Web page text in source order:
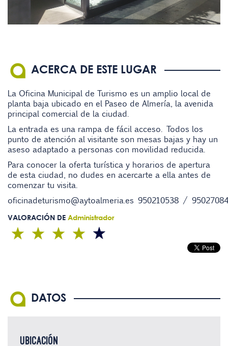
ACERCA DE ESTE LUGAR
La Oficina Municipal de Turismo es un amplio local de
planta baja ubicado en el Paseo de Almería, la avenida
principal comercial de la ciudad.
La entrada es una rampa de fácil acceso. Todos los
punto de atención al visitante son mesas bajas y hay un
aseso adaptado a personas con movilidad reducida.
Para conocer la oferta turística y horarios de apertura
de esta ciudad, no dudes en acercarte a ella antes de
comenzar tu visita.
oficinadeturismo@aytoalmeria.es 950210538 /
VALORACIÓN DE Administrador
DATOS
UBICACIÓN